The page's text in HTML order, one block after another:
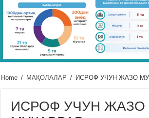
Home / МАҚОЛАЛАР / ИСРОФ УЧУН ЖАЗО
ИСРОФ УЧУН ЖАЗО